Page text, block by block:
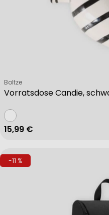
Vorratsdose Candie,
Verkäufer:
Boltze
Regulärer Preis
15,99 €
-11 %